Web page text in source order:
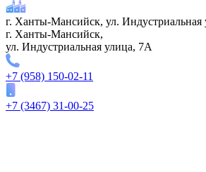
г. Ханты-Мансийск, ул. Индустриальная
г. Ханты-Мансийск,
ул. Индустриальная улица, 7А
+7 (958) 150-02-11
+7 (3467) 31-00-25